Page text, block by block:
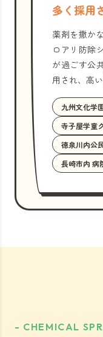
多く採用
薬剤を撒か
ロアリ防除
が過ごす公
用され、高
九州文化学
寺子屋学童
徳泉川内公
長崎市内 病
- CHEMICAL